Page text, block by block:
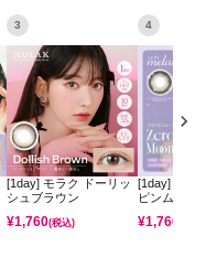
3
[1day] モラク ドーリッ
シュブラウン
¥1,760(税込)
4
[1day] ミレ
ピンムーン
¥1,760